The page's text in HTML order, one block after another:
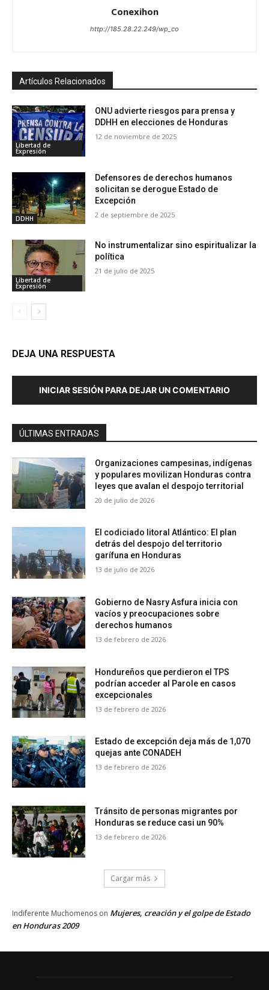
Conexihon
http://185.28.22.249/wp_co
Artículos Relacionados
Libertad de
Expresión
ONU advierte riesgos para prensa y
DDHH en elecciones de Honduras
12 de noviembre de 2025
DDHH
Defensores de derechos humanos
solicitan se derogue Estado de
Excepción
2 de septiembre de 2025
Libertad de
Expresión
No instrumentalizar sino espiritualizar la
política
21 de julio de 2025
DEJA UNA RESPUESTA
INICIAR SESIÓN PARA DEJAR UN COMENTARIO
ÚLTIMAS ENTRADAS
Organizaciones campesinas, indígenas
y populares movilizan Honduras contra
leyes que avalan el despojo territorial
20 de julio de 2026
El codiciado litoral Atlántico: El plan
detrás del despojo del territorio
garífuna en Honduras
13 de julio de 2026
Gobierno de Nasry Asfura inicia con
vacíos y preocupaciones sobre
derechos humanos
13 de febrero de 2026
Hondureños que perdieron el TPS
podrían acceder al Parole en casos
excepcionales
13 de febrero de 2026
Estado de excepción deja más de 1,070
quejas ante CONADEH
13 de febrero de 2026
Tránsito de personas migrantes por
Honduras se reduce casi un 90%
13 de febrero de 2026
Cargar más
Indiferente Muchomenos on Mujeres, creación y el golpe de Estado
en Honduras 2009